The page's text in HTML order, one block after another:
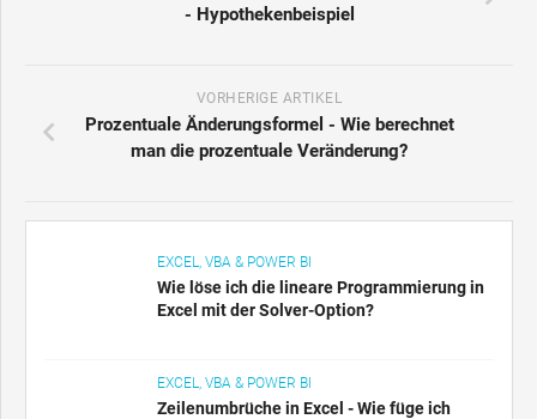
- Hypothekenbeispiel
VORHERIGE ARTIKEL
Prozentuale Änderungsformel - Wie berechnet
man die prozentuale Veränderung?
EXCEL, VBA & POWER BI
Wie löse ich die lineare Programmierung in
Excel mit der Solver-Option?
EXCEL, VBA & POWER BI
Zeilenumbrüche in Excel - Wie füge ich